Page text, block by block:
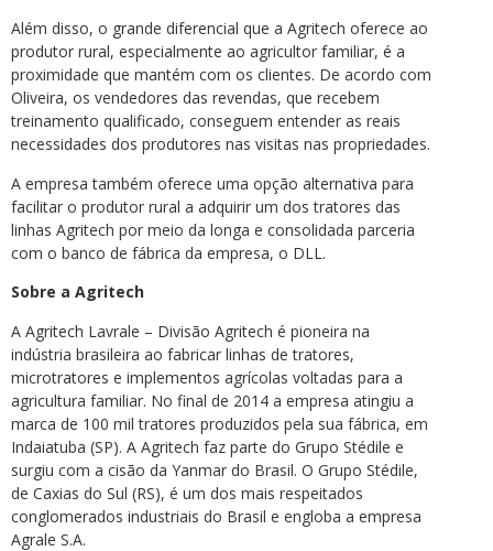
Além disso, o grande diferencial que a Agritech oferece ao
produtor rural, especialmente ao agricultor familiar, é a
proximidade que mantém com os clientes. De acordo com
Oliveira, os vendedores das revendas, que recebem
treinamento qualificado, conseguem entender as reais
necessidades dos produtores nas visitas nas propriedades.
A empresa também oferece uma opção alternativa para
facilitar o produtor rural a adquirir um dos tratores das
linhas Agritech por meio da longa e consolidada parceria
com o banco de fábrica da empresa, o DLL.
Sobre a Agritech
A Agritech Lavrale – Divisão Agritech é pioneira na
indústria brasileira ao fabricar linhas de tratores,
microtratores e implementos agrícolas voltadas para a
agricultura familiar. No final de 2014 a empresa atingiu a
marca de 100 mil tratores produzidos pela sua fábrica, em
Indaiatuba (SP). A Agritech faz parte do Grupo Stédile e
surgiu com a cisão da Yanmar do Brasil. O Grupo Stédile,
de Caxias do Sul (RS), é um dos mais respeitados
conglomerados industriais do Brasil e engloba a empresa
Agrale S.A.